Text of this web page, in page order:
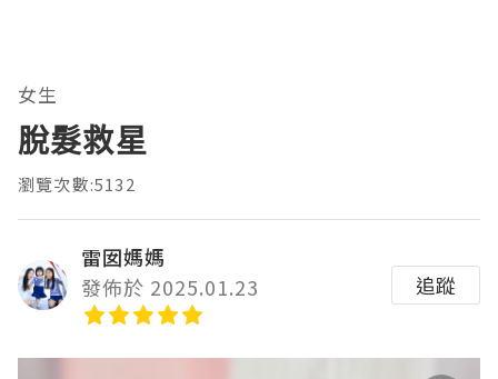
女生
脫髮救星
瀏覽次數:5132
雷囡媽媽
發佈於 2025.01.23
追蹤